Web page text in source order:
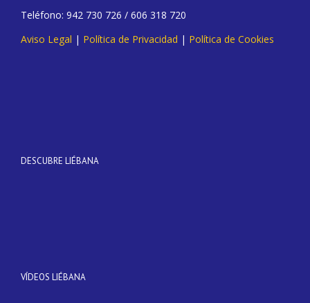
Teléfono: 942 730 726 / 606 318 720
Aviso Legal | Política de Privacidad | Política de Cookies
DESCUBRE LIÉBANA
VÍDEOS LIÉBANA